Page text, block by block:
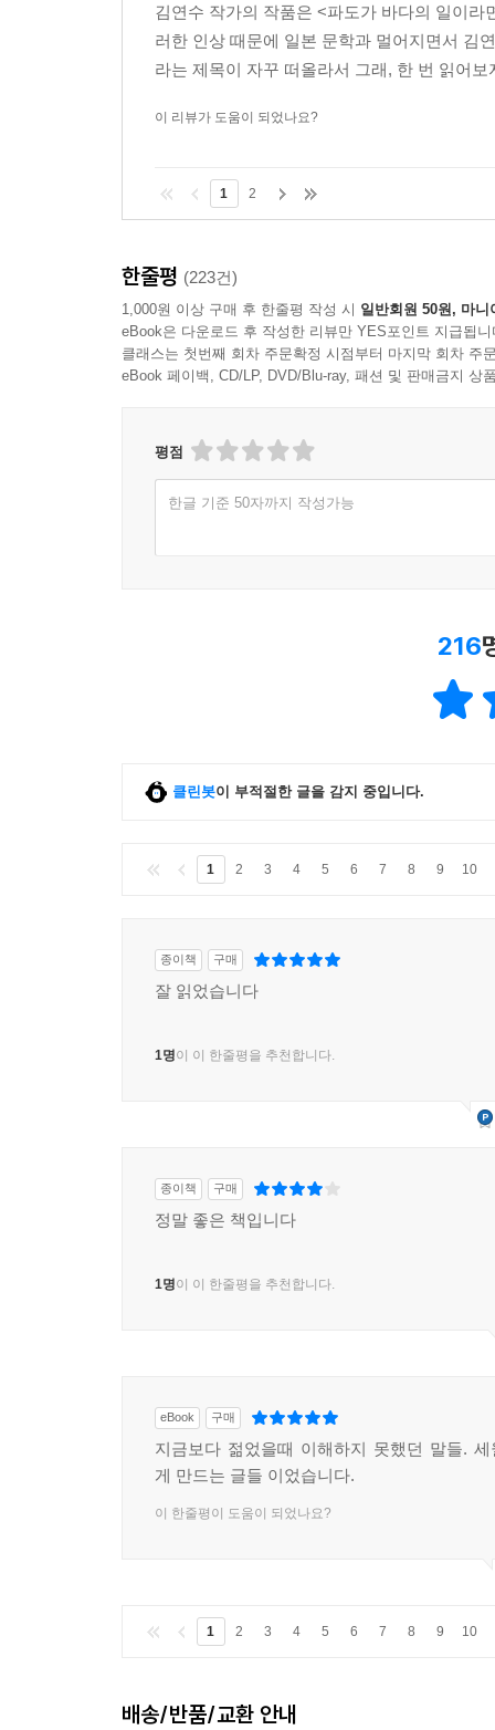
김연수 작가의 작품은 <파도가 바다의 일이
러한 인상 때문에 일본 문학과 멀어지면서 김
라는 제목이 자꾸 떠올라서 그래, 한 번 읽어
이 리뷰가 도움이 되었나요?
1 2
한줄평 (223건)
1,000원 이상 구매 후 한줄평 작성 시 일반회원 50원, 마니
eBook은 다운로드 후 작성한 리뷰만 YES포인트 지급됩니
클래스는 첫번째 회차 주문확정 시점부터 마지막 회차 주
eBook 페이백, CD/LP, DVD/Blu-ray, 패션 및 판매금지 상
평점
한글 기준 50자까지 작성가능
216
클린봇이 부적절한 글을 감지 중입니다.
1 2 3 4 5 6 7 8 9 10
종이책 구매
잘 읽었습니다
1명이 이 한줄평을 추천합니다.
종이책 구매
정말 좋은 책입니다
1명이 이 한줄평을 추천합니다.
eBook 구매
지금보다 젊었을때 이해하지 못했던 말들.
게 만드는 글들 이었습니다.
이 한줄평이 도움이 되었나요?
1 2 3 4 5 6 7 8 9 10
배송/반품/교환 안내